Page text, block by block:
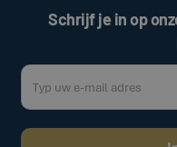
Schrijf je in op